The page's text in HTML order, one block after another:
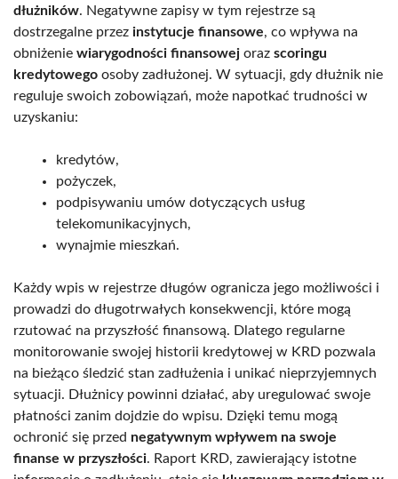
dłużników. Negatywne zapisy w tym rejestrze są
dostrzegalne przez instytucje finansowe, co wpływa na
obniżenie wiarygodności finansowej oraz scoringu
kredytowego osoby zadłużonej. W sytuacji, gdy dłużnik nie
reguluje swoich zobowiązań, może napotkać trudności w
uzyskaniu:
kredytów,
pożyczek,
podpisywaniu umów dotyczących usług
telekomunikacyjnych,
wynajmie mieszkań.
Każdy wpis w rejestrze długów ogranicza jego możliwości i
prowadzi do długotrwałych konsekwencji, które mogą
rzutować na przyszłość finansową. Dlatego regularne
monitorowanie swojej historii kredytowej w KRD pozwala
na bieżąco śledzić stan zadłużenia i unikać nieprzyjemnych
sytuacji. Dłużnicy powinni działać, aby uregulować swoje
płatności zanim dojdzie do wpisu. Dzięki temu mogą
ochronić się przed negatywnym wpływem na swoje
finanse w przyszłości. Raport KRD, zawierający istotne